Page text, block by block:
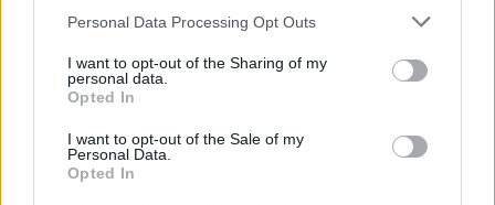
Personal Data Processing Opt Outs
I want to opt-out of the Sharing of my
personal data.
Opted In
I want to opt-out of the Sale of my
Personal Data.
Opted In
Изкуствен интелект за първи път
07.08.2026 / 15:30